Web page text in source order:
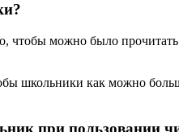
можно было
школьники как можно
при пользовании